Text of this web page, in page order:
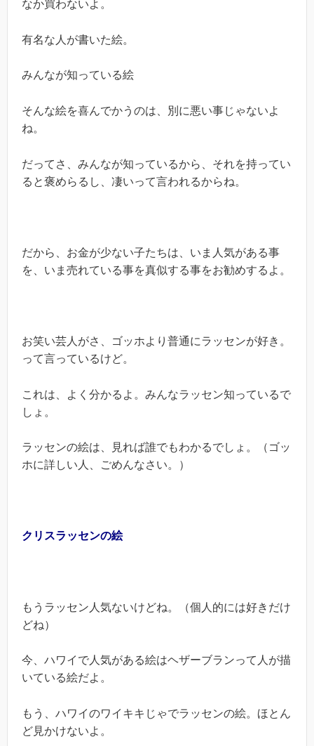
なか買わないよ。
有名な人が書いた絵。
みんなが知っている絵
そんな絵を喜んでかうのは、別に悪い事じゃないよ
ね。
だってさ、みんなが知っているから、それを持ってい
ると褒めらるし、凄いって言われるからね。
だから、お金が少ない子たちは、いま人気がある事
を、いま売れている事を真似する事をお勧めするよ。
お笑い芸人がさ、ゴッホより普通にラッセンが好き。
って言っているけど。
これは、よく分かるよ。みんなラッセン知っているで
しょ。
ラッセンの絵は、見れば誰でもわかるでしょ。（ゴッ
ホに詳しい人、ごめんなさい。）
クリスラッセンの絵
もうラッセン人気ないけどね。（個人的には好きだけ
どね）
今、ハワイで人気がある絵はヘザーブランって人が描
いている絵だよ。
もう、ハワイのワイキキじゃでラッセンの絵。ほとん
ど見かけないよ。